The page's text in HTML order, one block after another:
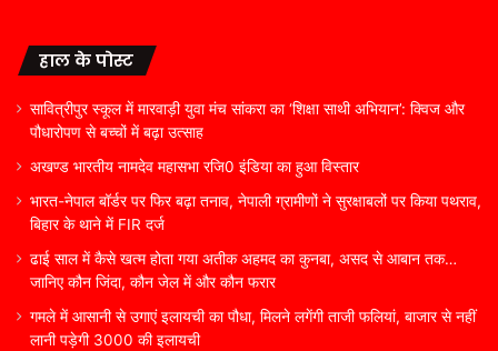
हाल के पोस्ट
सावित्रीपुर स्कूल में मारवाड़ी युवा मंच सांकरा का ‘शिक्षा साथी अभियान’: क्विज और
पौधारोपण से बच्चों में बढ़ा उत्साह
अखण्ड भारतीय नामदेव महासभा रजि0 इंडिया का हुआ विस्तार
भारत-नेपाल बॉर्डर पर फिर बढ़ा तनाव, नेपाली ग्रामीणों ने सुरक्षाबलों पर किया पथराव,
बिहार के थाने में FIR दर्ज
ढाई साल में कैसे खत्म होता गया अतीक अहमद का कुनबा, असद से आबान तक…
जानिए कौन जिंदा, कौन जेल में और कौन फरार
गमले में आसानी से उगाएं इलायची का पौधा, मिलने लगेंगी ताजी फलियां, बाजार से नहीं
लानी पड़ेगी 3000 की इलायची